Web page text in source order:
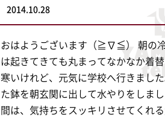
2014.10.28
おはようございます（≧∇≦） 朝の
は起きてきても丸まってなかなか着
寒いけれど、元気に学校へ行きまし
た鉢を朝玄関に出して水やりをしま
間は、気持ちをスッキリさせてくれ